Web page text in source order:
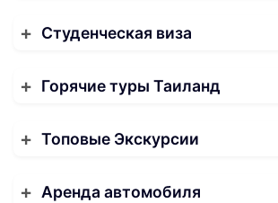
Студенческая виза
Горячие туры Таиланд
Топовые Экскурсии
Аренда автомобиля